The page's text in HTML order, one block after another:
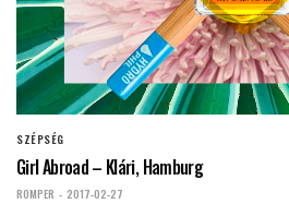
SZÉPSÉG
Girl Abroad – Klári, Hamburg
ROMPER 2017-02-27